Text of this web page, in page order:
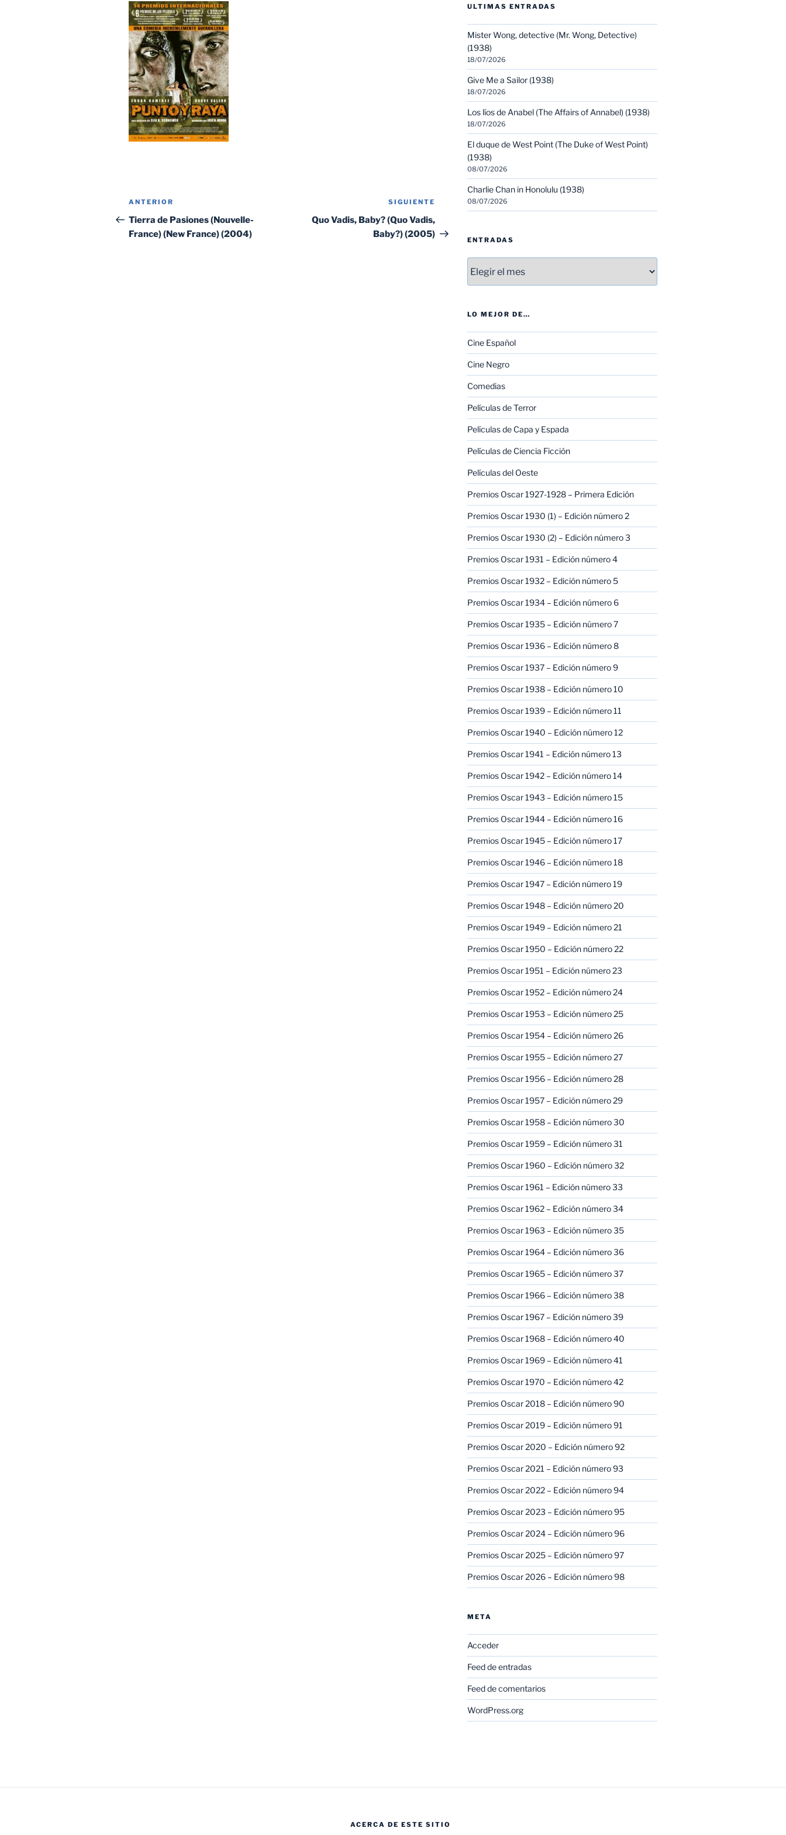
Navegación
de
entradas
Entrada
anterior:
ANTERIOR
Tierra de Pasiones (Nouvelle-
France) (New France) (2004)
Siguiente
SIGUIENTE
Quo Vadis, Baby? (Quo Vadis,
Baby?) (2005)
ULTIMAS ENTRADAS
Mister Wong, detective (Mr. Wong, Detective)
(1938)
18/07/2026
Give Me a Sailor (1938)
18/07/2026
Los líos de Anabel (The Affairs of Annabel) (1938)
18/07/2026
El duque de West Point (The Duke of West Point)
(1938)
08/07/2026
Charlie Chan in Honolulu (1938)
08/07/2026
ENTRADAS
LO MEJOR DE…
Cine Español
Cine Negro
Comedias
Películas de Terror
Películas de Capa y Espada
Películas de Ciencia Ficción
Películas del Oeste
Premios Oscar 1927-1928 – Primera Edición
Premios Oscar 1930 (1) – Edición número 2
Premios Oscar 1930 (2) – Edición número 3
Premios Oscar 1931 – Edición número 4
Premios Oscar 1932 – Edición número 5
Premios Oscar 1934 – Edición número 6
Premios Oscar 1935 – Edición número 7
Premios Oscar 1936 – Edición número 8
Premios Oscar 1937 – Edición número 9
Premios Oscar 1938 – Edición número 10
Premios Oscar 1939 – Edición número 11
Premios Oscar 1940 – Edición número 12
Premios Oscar 1941 – Edición número 13
Premios Oscar 1942 – Edición número 14
Premios Oscar 1943 – Edición número 15
Premios Oscar 1944 – Edición número 16
Premios Oscar 1945 – Edición número 17
Premios Oscar 1946 – Edición número 18
Premios Oscar 1947 – Edición número 19
Premios Oscar 1948 – Edición número 20
Premios Oscar 1949 – Edición número 21
Premios Oscar 1950 – Edición número 22
Premios Oscar 1951 – Edición número 23
Premios Oscar 1952 – Edición número 24
Premios Oscar 1953 – Edición número 25
Premios Oscar 1954 – Edición número 26
Premios Oscar 1955 – Edición número 27
Premios Oscar 1956 – Edición número 28
Premios Oscar 1957 – Edición número 29
Premios Oscar 1958 – Edición número 30
Premios Oscar 1959 – Edición número 31
Premios Oscar 1960 – Edición número 32
Premios Oscar 1961 – Edición número 33
Premios Oscar 1962 – Edición número 34
Premios Oscar 1963 – Edición número 35
Premios Oscar 1964 – Edición número 36
Premios Oscar 1965 – Edición número 37
Premios Oscar 1966 – Edición número 38
Premios Oscar 1967 – Edición número 39
Premios Oscar 1968 – Edición número 40
Premios Oscar 1969 – Edición número 41
Premios Oscar 1970 – Edición número 42
Premios Oscar 2018 – Edición número 90
Premios Oscar 2019 – Edición número 91
Premios Oscar 2020 – Edición número 92
Premios Oscar 2021 – Edición número 93
Premios Oscar 2022 – Edición número 94
Premios Oscar 2023 – Edición número 95
Premios Oscar 2024 – Edición número 96
Premios Oscar 2025 – Edición número 97
Premios Oscar 2026 – Edición número 98
META
Acceder
Feed de entradas
Feed de comentarios
WordPress.org
ACERCA DE ESTE SITIO